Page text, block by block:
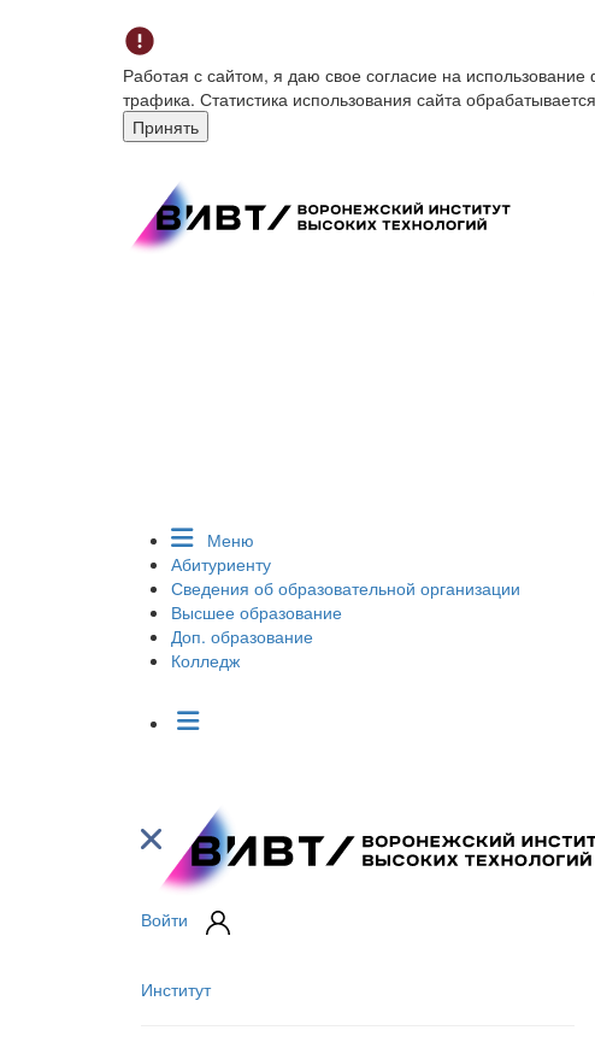
Работая с сайтом, я даю свое согласие на
трафика. Статистика использования сайта
Принять
Меню
Абитуриенту
Сведения об образовательной организации
Высшее образование
Доп. образование
Колледж
Войти
Институт